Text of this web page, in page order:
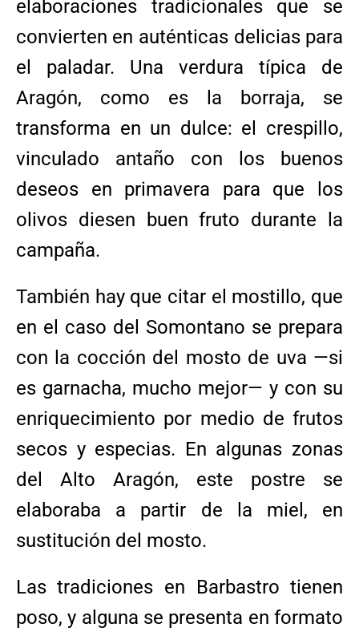
elaboraciones tradicionales que se
convierten en auténticas delicias para
el paladar. Una verdura típica de
Aragón, como es la borraja, se
transforma en un dulce: el crespillo,
vinculado antaño con los buenos
deseos en primavera para que los
olivos diesen buen fruto durante la
campaña.
También hay que citar el mostillo, que
en el caso del Somontano se prepara
con la cocción del mosto de uva —si
es garnacha, mucho mejor— y con su
enriquecimiento por medio de frutos
secos y especias. En algunas zonas
del Alto Aragón, este postre se
elaboraba a partir de la miel, en
sustitución del mosto.
Las tradiciones en Barbastro tienen
poso, y alguna se presenta en formato